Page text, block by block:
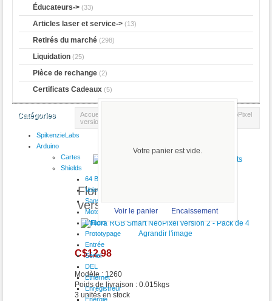
Éducateurs-> (33)
Articles laser et service-> (13)
Retirés du marché (298)
Liquidation (25)
Pièce de rechange (2)
Certificats Cadeaux (5)
Votre panier est vide.
Voir le panier Encaissement
Catégories
SpikenzieLabs
Arduino
Cartes
Shields
64 Button
VoiceShield
Sans fil
Moteur
L'audio
Prototypage
Entrée
Sériel
DEL
Ethernet
Enregistreur
Énergie
Accueil
:: Flora RGB Smart NeoPixel
version 2 - Pack de 4
Flora RGB Smart NeoPixel
version 2 - Pack de 4
Agrandir l'image
C$12.98
Modèle : 1260
Poids de livraison : 0.015kgs
3 unités en stock